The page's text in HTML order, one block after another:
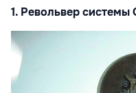
1. Револьвер системы